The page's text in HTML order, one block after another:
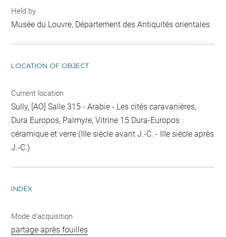
Held by
Musée du Louvre, Département des Antiquités orientales
LOCATION OF OBJECT
Current location
Sully, [AO] Salle 315 - Arabie - Les cités caravanières,
Dura Europos, Palmyre, Vitrine 15 Dura-Europos :
céramique et verre (IIIe siècle avant J.-C. - IIIe siècle après
J.-C.)
INDEX
Mode d'acquisition
partage après fouilles